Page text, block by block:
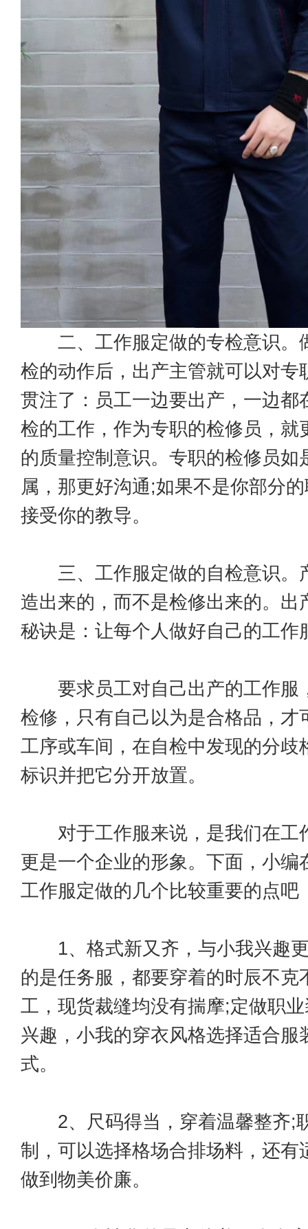
二、工作服定做的专检意识。
检的动作后，出产主管就可以对专
贯注了：员工一边要出产，一边都
检的工作，作为专职的检修员，就
的质量控制意识。专职的检修员如
属，那更好沟通;如果不是你部分
接受你的教导。
三、工作服定做的自检意识。
造出来的，而不是检修出来的。出
秘诀是：让每个人做好自己的工作
要求员工对自己出产的工作服
检修，只有自己以为是合格品，才
工序或车间，在自检中发现的分歧
标识并把它分开放置。
对于工作服来说，是我们在工
更是一个企业的形象。下面，小编
工作服定做的几个比较重要的点吧
1、格式新又齐，与小我兴趣
的是任务服，都要穿着的时辰不克
工，现货裁缝均没有揣摩;定做职
兴趣，小我的穿衣风格选择适合服
式。
2、尺码得当，穿着温馨整齐;
制，可以选择格场合排场料，还有
做到物美价廉。